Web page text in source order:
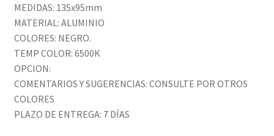
MEDIDAS: 135x95mm
MATERIAL: ALUMINIO
COLORES: NEGRO.
TEMP COLOR: 6500K
OPCION:
COMENTARIOS Y SUGERENCIAS: CONSULTE POR OTROS
COLORES
PLAZO DE ENTREGA: 7 DÍAS